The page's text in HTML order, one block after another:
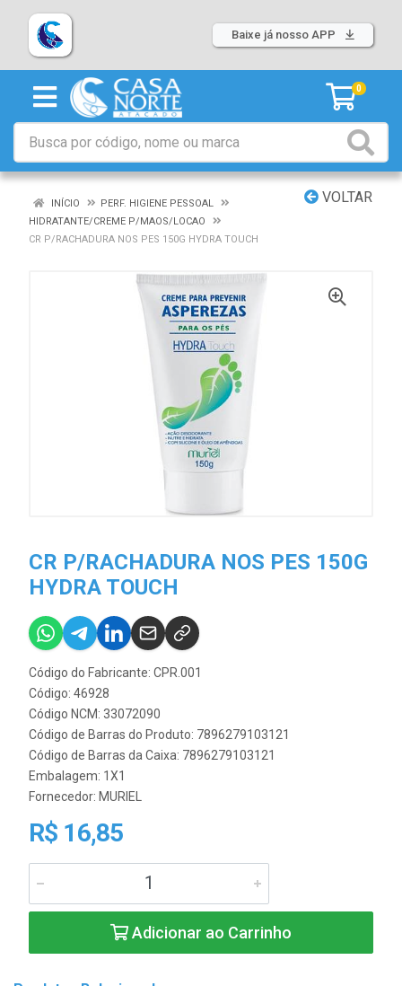
Baixe já nosso APP
0
VOLTAR
INÍCIO
PERF. HIGIENE PESSOAL
HIDRATANTE/CREME P/MAOS/LOCAO
CR P/RACHADURA NOS PES 150G HYDRA TOUCH
CR P/RACHADURA NOS PES 150G
HYDRA TOUCH
Código do Fabricante: CPR.001
Código: 46928
Código NCM: 33072090
Código de Barras do Produto: 7896279103121
Código de Barras da Caixa: 7896279103121
Embalagem: 1X1
Fornecedor: MURIEL
R$ 16,85
Adicionar ao Carrinho